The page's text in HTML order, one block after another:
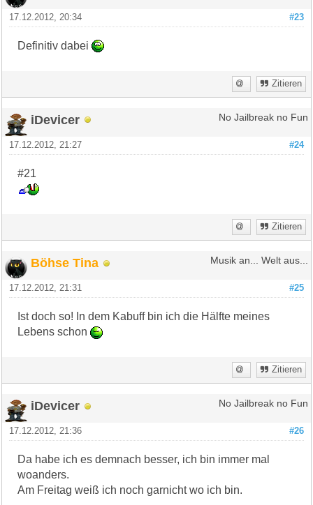
#23
17.12.2012, 20:34
Definitiv dabei
Zitieren
iDevicer No Jailbreak no Fun
#24
17.12.2012, 21:27
#21
Zitieren
Böhse Tina Musik an... Welt aus...
#25
17.12.2012, 21:31
Ist doch so! In dem Kabuff bin ich die Hälfte meines
Lebens schon
Zitieren
iDevicer No Jailbreak no Fun
#26
17.12.2012, 21:36
Da habe ich es demnach besser, ich bin immer mal
woanders.
Am Freitag weiß ich noch garnicht wo ich bin.